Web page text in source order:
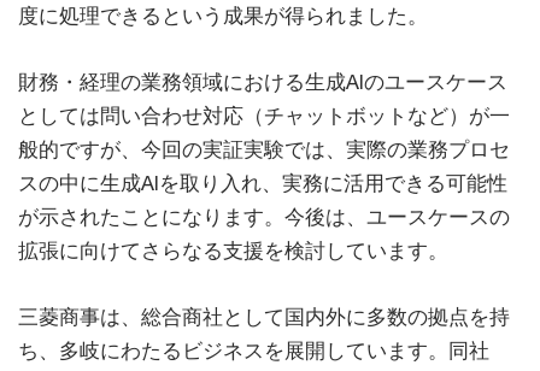
度に処理できるという成果が得られました。
財務・経理の業務領域における生成AIのユースケース
としては問い合わせ対応（チャットボットなど）が一
般的ですが、今回の実証実験では、実際の業務プロセ
スの中に生成AIを取り入れ、実務に活用できる可能性
が示されたことになります。今後は、ユースケースの
拡張に向けてさらなる支援を検討しています。
三菱商事は、総合商社として国内外に多数の拠点を持
ち、多岐にわたるビジネスを展開しています。同社